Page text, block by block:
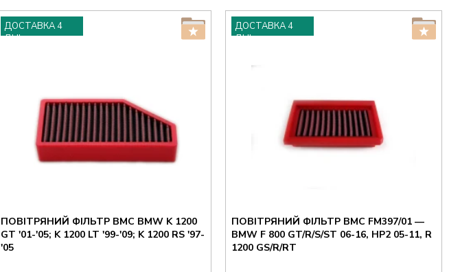
ДОСТАВКА 4
ДНІ
ПОВІТРЯНИЙ ФІЛЬТР BMC BMW K 1200
GT '01-'05; K 1200 LT '99-'09; K 1200 RS '97-
'05
ДОСТАВКА 4
ДНІ
ПОВІТРЯНИЙ ФІЛЬТР BMC FM397/01 —
BMW F 800 GT/R/S/ST 06-16, HP2 05-11, R
1200 GS/R/RT